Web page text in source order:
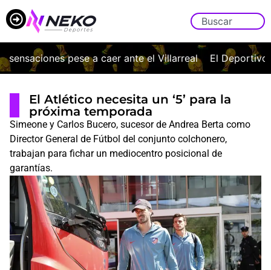
pese a caer ante el Villarreal El Deportivo
El Atlético necesita un ‘5’ para la
próxima temporada
Simeone y Carlos Bucero, sucesor de Andrea Berta como
Director General de Fútbol del conjunto colchonero,
trabajan para fichar un mediocentro posicional de
garantías.